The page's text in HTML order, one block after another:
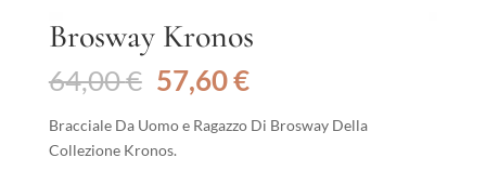
Brosway Kronos
64,00€ Il
prezzo
originale
era:
57,60€Il
attuale
Bracciale Da Uomo e Ragazzo Di Brosway Della
Collezione Kronos.